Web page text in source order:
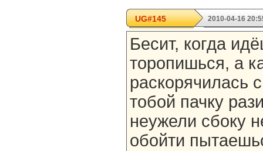
UG#145 2010-04-16
Бесит, когда
торопишься, а
раскорячилась
тобой пачку
неужели сбоку
обойти